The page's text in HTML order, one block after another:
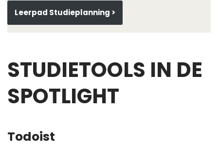
Leerpad Studieplanning >
STUDIETOOLS IN DE
SPOTLIGHT
Todoist